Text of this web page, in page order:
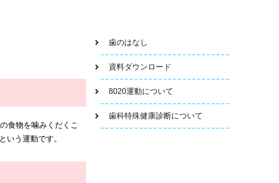
食物を噛みくだくこ
いう運動です。
歯のはなし
資料ダウンロード
8020運動について
歯科特殊健康診断について